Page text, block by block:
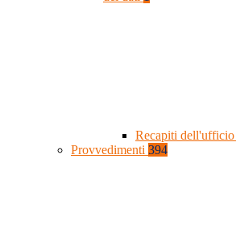
Recapiti dell'ufficio
Provvedimenti 394